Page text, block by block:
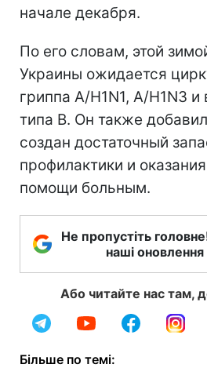
начале декабря.
По его словам, этой
Украины ожидается
гриппа A/H1N1, A/H1N3
типа B. Он также
создан достаточный
профилактики и
помощи больным.
Не пропустіть
наші
Або читайте нас там,
Більше по темі: